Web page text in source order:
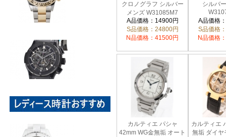
クロノグラフ シルバー
メンズ W31085M7
A品価格：14900円
S品価格：24800円
N品価格：41500円
シルバ
A品価格
S品価格
N品価格
カルティエ パシャ
42mm WG金無垢 オート
カルティエ
無垢 ダイヤ